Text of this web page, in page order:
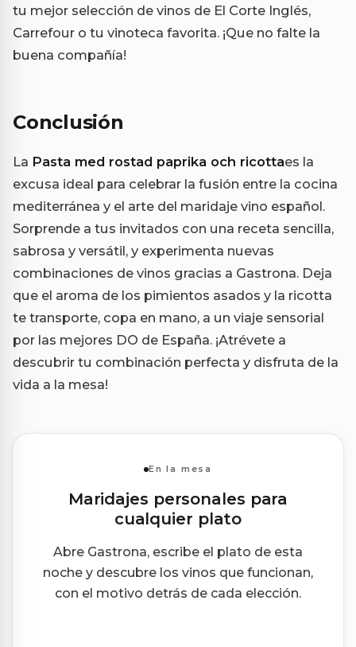
tu mejor selección de vinos de El Corte Inglés,
Carrefour o tu vinoteca favorita. ¡Que no falte la
buena compañía!
Conclusión
La Pasta med rostad paprika och ricottaes la
excusa ideal para celebrar la fusión entre la cocina
mediterránea y el arte del maridaje vino español.
Sorprende a tus invitados con una receta sencilla,
sabrosa y versátil, y experimenta nuevas
combinaciones de vinos gracias a Gastrona. Deja
que el aroma de los pimientos asados y la ricotta
te transporte, copa en mano, a un viaje sensorial
por las mejores DO de España. ¡Atrévete a
descubrir tu combinación perfecta y disfruta de la
vida a la mesa!
En la mesa
Maridajes personales para
cualquier plato
Abre Gastrona, escribe el plato de esta
noche y descubre los vinos que funcionan,
con el motivo detrás de cada elección.